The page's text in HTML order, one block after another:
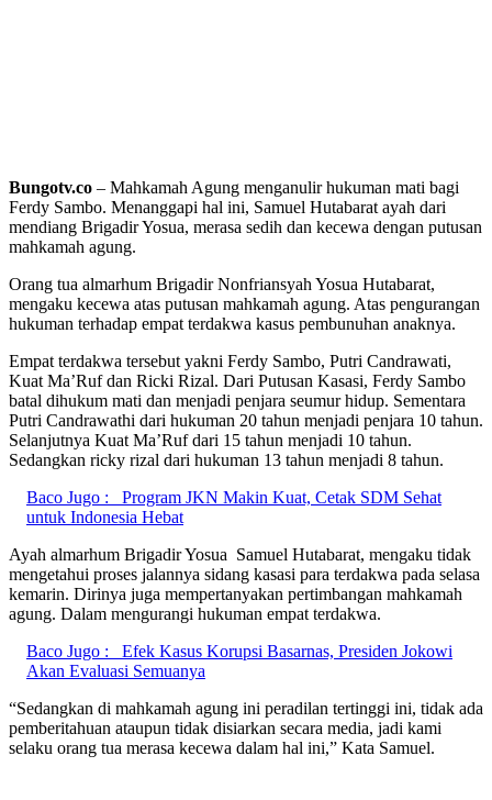
Bungotv.co – Mahkamah Agung menganulir hukuman mati bagi
Ferdy Sambo. Menanggapi hal ini, Samuel Hutabarat ayah dari
mendiang Brigadir Yosua, merasa sedih dan kecewa dengan putusan
mahkamah agung.
Orang tua almarhum Brigadir Nonfriansyah Yosua Hutabarat,
mengaku kecewa atas putusan mahkamah agung. Atas pengurangan
hukuman terhadap empat terdakwa kasus pembunuhan anaknya.
Empat terdakwa tersebut yakni Ferdy Sambo, Putri Candrawati,
Kuat Ma’Ruf dan Ricki Rizal. Dari Putusan Kasasi, Ferdy Sambo
batal dihukum mati dan menjadi penjara seumur hidup. Sementara
Putri Candrawathi dari hukuman 20 tahun menjadi penjara 10 tahun.
Selanjutnya Kuat Ma’Ruf dari 15 tahun menjadi 10 tahun.
Sedangkan ricky rizal dari hukuman 13 tahun menjadi 8 tahun.
Baco Jugo :
Program JKN Makin Kuat, Cetak SDM Sehat
untuk Indonesia Hebat
Ayah almarhum Brigadir Yosua Samuel Hutabarat, mengaku tidak
mengetahui proses jalannya sidang kasasi para terdakwa pada selasa
kemarin. Dirinya juga mempertanyakan pertimbangan mahkamah
agung. Dalam mengurangi hukuman empat terdakwa.
Baco Jugo :
Efek Kasus Korupsi Basarnas, Presiden Jokowi
Akan Evaluasi Semuanya
“Sedangkan di mahkamah agung ini peradilan tertinggi ini, tidak ada
pemberitahuan ataupun tidak disiarkan secara media, jadi kami
selaku orang tua merasa kecewa dalam hal ini,” Kata Samuel.